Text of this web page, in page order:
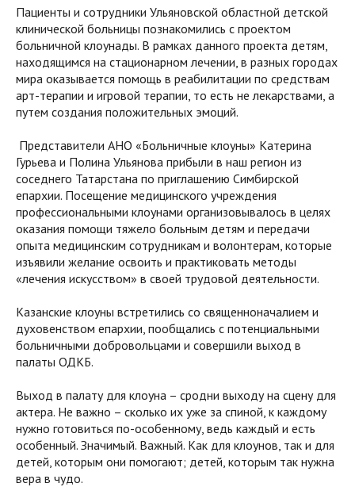
Пациенты и сотрудники Ульяновской областной детской
клинической больницы познакомились с проектом
больничной клоунады. В рамках данного проекта детям,
находящимся на стационарном лечении, в разных городах
мира оказывается помощь в реабилитации по средствам
арт-терапии и игровой терапии, то есть не лекарствами, а
путем создания положительных эмоций.
Представители АНО «Больничные клоуны» Катерина
Гурьева и Полина Ульянова прибыли в наш регион из
соседнего Татарстана по приглашению Симбирской
епархии. Посещение медицинского учреждения
профессиональными клоунами организовывалось в целях
оказания помощи тяжело больным детям и передачи
опыта медицинским сотрудникам и волонтерам, которые
изъявили желание освоить и практиковать методы
«лечения искусством» в своей трудовой деятельности.
Казанские клоуны встретились со священноначалием и
духовенством епархии, пообщались с потенциальными
больничными добровольцами и совершили выход в
палаты ОДКБ.
Выход в палату для клоуна – сродни выходу на сцену для
актера. Не важно – сколько их уже за спиной, к каждому
нужно готовиться по-особенному, ведь каждый и есть
особенный. Значимый. Важный. Как для клоунов, так и для
детей, которым они помогают; детей, которым так нужна
вера в чудо.